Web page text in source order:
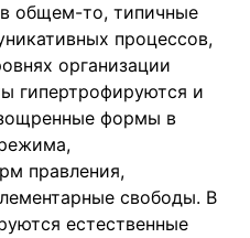
общем-то, типичные
процессов,
организации
гипертрофируются и
формы в
правления,
свободы. В
естественные